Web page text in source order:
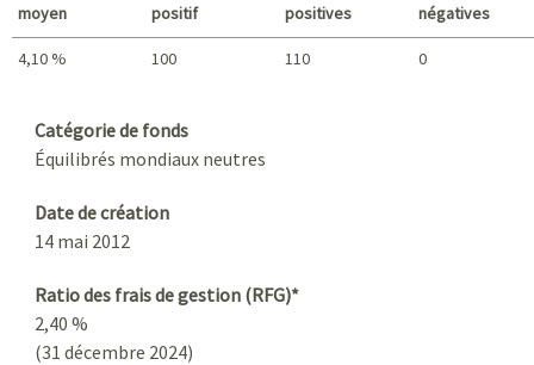
moyen
positif
positives
négatives
4,10 % 100 110 0
Catégorie de fonds
Équilibrés mondiaux neutres
Date de création
14 mai 2012
Ratio des frais de gestion (RFG)*
2,40 %
(31 décembre 2024)